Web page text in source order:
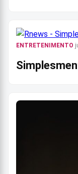
ENTRETENIMENTO